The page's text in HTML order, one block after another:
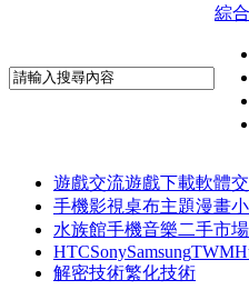
綜合
遊戲交流遊戲下載軟體
手機影視桌布主題漫畫
水族館手機音樂二手市場
HTCSonySamsungTWM
解密技術繁化技術